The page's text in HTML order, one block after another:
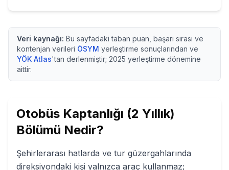
Veri kaynağı: Bu sayfadaki taban puan, başarı sırası ve
kontenjan verileri ÖSYM yerleştirme sonuçlarından ve
YÖK Atlas'tan derlenmiştir; 2025 yerleştirme dönemine
aittir.
Otobüs Kaptanlığı (2 Yıllık)
Bölümü Nedir?
Şehirlerarası hatlarda ve tur güzergahlarında
direksiyondaki kişi yalnızca araç kullanmaz;